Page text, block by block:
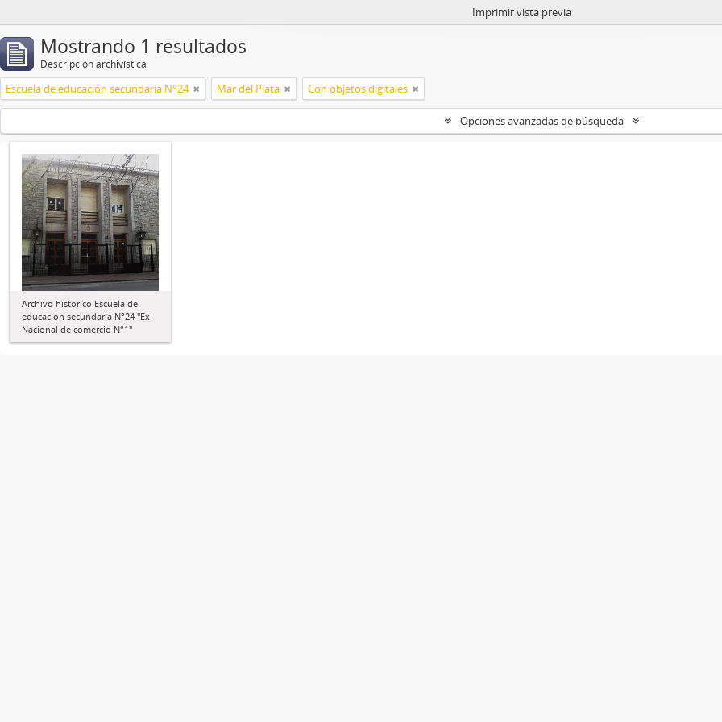
Imprimir vista previa
Mostrando 1 resultados
Descripción archivística
Escuela de educación secundaria N°24 Mar del Plata Con objetos digitales
Opciones avanzadas de búsqueda
Archivo histórico Escuela de
educación secundaria N°24 "Ex
Nacional de comercio N°1"